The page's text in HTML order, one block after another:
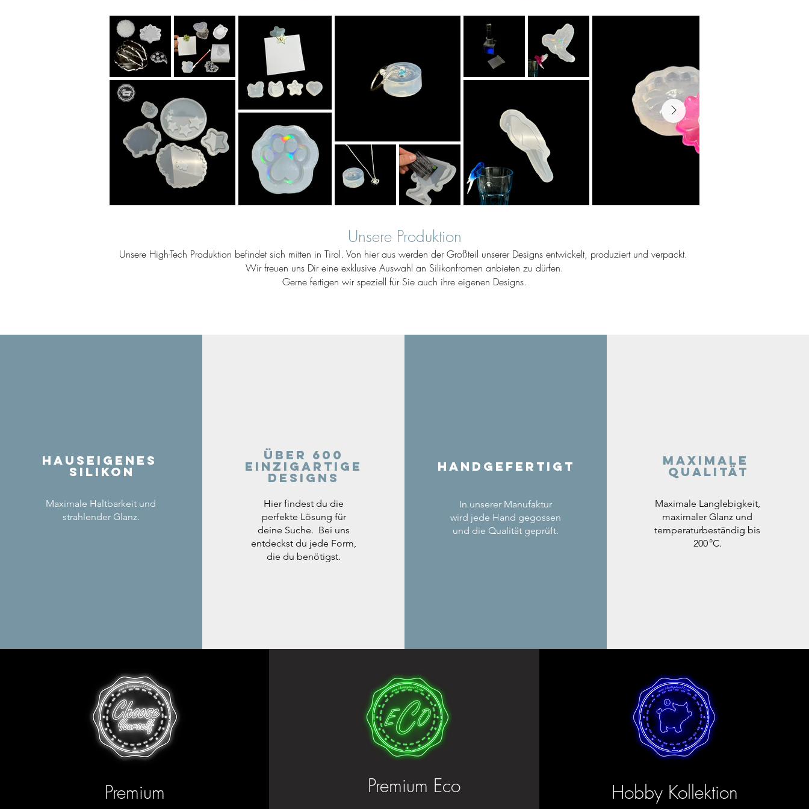
Unsere Produktion
Unsere High-Tech Produktion befindet sich mitten in Tirol. Von hier aus werden der Großteil unserer Designs entwickelt, produziert und verpackt.
Wir freuen uns Dir eine exklusive Auswahl an Silikonfromen anbieten zu dürfen.
Gerne fertigen wir speziell für Sie auch ihre eigenen Designs.
Hauseigenes
Silikon
Maximale Haltbarkeit und
strahlender Glanz.
Über 600
einzigartige
Designs
Hier findest du die
perfekte Lösung für
deine Suche. Bei uns
entdeckst du jede Form,
die du benötigst.
Handgefertigt
In unserer Manufaktur
wird jede Hand gegossen
und die Qualität geprüft.
Maximale
Qualität
Maximale Langlebigkeit,
maximaler Glanz und
temperaturbeständig bis
200 °C.
Premium Premium Eco Hobby Kollektion